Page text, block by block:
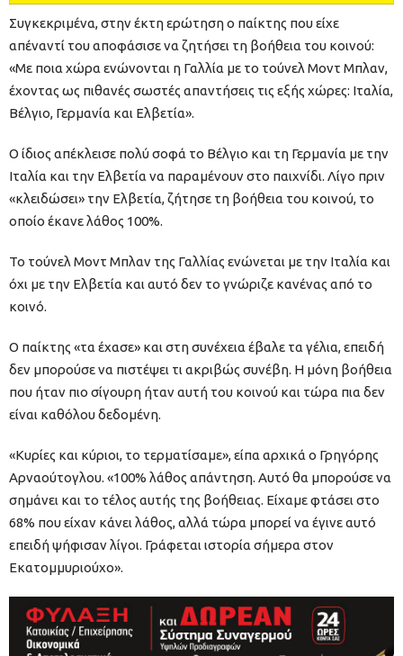
Συγκεκριμένα, στην έκτη ερώτηση ο παίκτης που είχε
απέναντί του αποφάσισε να ζητήσει τη βοήθεια του κοινού:
«Με ποια χώρα ενώνονται η Γαλλία με το τούνελ Μοντ Μπλαν,
έχοντας ως πιθανές σωστές απαντήσεις τις εξής χώρες: Ιταλία,
Βέλγιο, Γερμανία και Ελβετία».
Ο ίδιος απέκλεισε πολύ σοφά το Βέλγιο και τη Γερμανία με την
Ιταλία και την Ελβετία να παραμένουν στο παιχνίδι. Λίγο πριν
«κλειδώσει» την Ελβετία, ζήτησε τη βοήθεια του κοινού, το
οποίο έκανε λάθος 100%.
Το τούνελ Μοντ Μπλαν της Γαλλίας ενώνεται με την Ιταλία και
όχι με την Ελβετία και αυτό δεν το γνώριζε κανένας από το
κοινό.
Ο παίκτης «τα έχασε» και στη συνέχεια έβαλε τα γέλια, επειδή
δεν μπορούσε να πιστέψει τι ακριβώς συνέβη. Η μόνη βοήθεια
που ήταν πιο σίγουρη ήταν αυτή του κοινού και τώρα πια δεν
είναι καθόλου δεδομένη.
«Κυρίες και κύριοι, το τερματίσαμε», είπα αρχικά ο Γρηγόρης
Αρναούτογλου. «100% λάθος απάντηση. Αυτό θα μπορούσε να
σημάνει και το τέλος αυτής της βοήθειας. Είχαμε φτάσει στο
68% που είχαν κάνει λάθος, αλλά τώρα μπορεί να έγινε αυτό
επειδή ψήφισαν λίγοι. Γράφεται ιστορία σήμερα στον
Εκατομμυριούχο».